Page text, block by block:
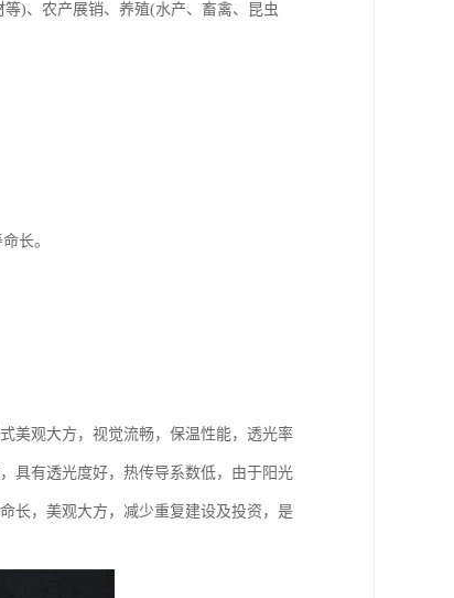
)、农产展销、养殖(水产、畜禽、昆虫
长。
美观大方，视觉流畅，保温性能，透光率
具有透光度好，热传导系数低，由于阳光
长，美观大方，减少重复建设及投资，是